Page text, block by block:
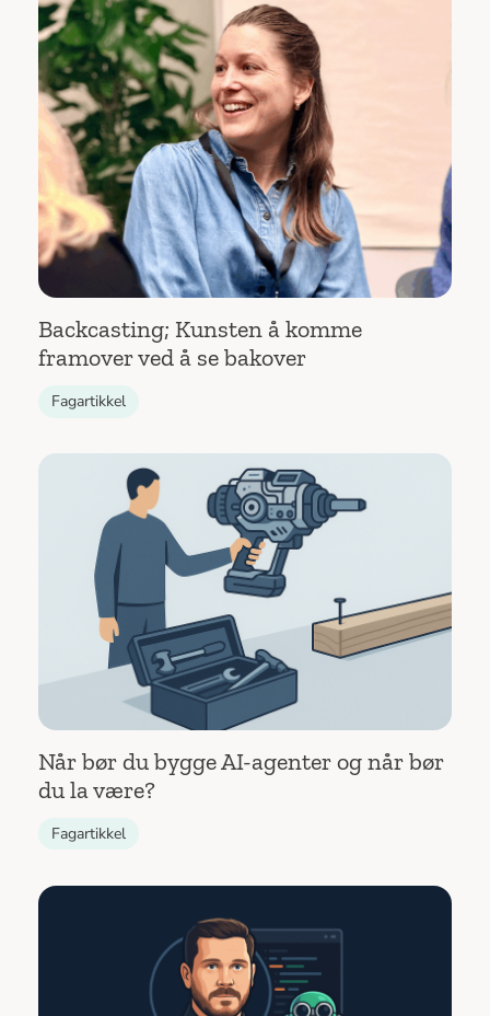
Backcasting; Kunsten å komme
framover ved å se bakover
Fagartikkel
Når bør du bygge AI-agenter og når bør
du la være?
Fagartikkel